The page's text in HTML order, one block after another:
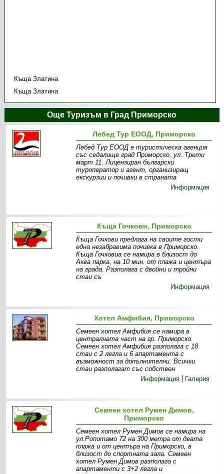
Къща Златина
Къща Златина
Още Туризъм в Град Приморско
Лебед Тур ЕООД, Приморско
Лебед Тур ЕООД е туристическа агенция
със седалище град Приморско, ул. Трети
март 11. Лицензиран български
туроператор и агент, организиращ
екскурзии и почивки в страната
Информация
Къща Гочкови, Приморско
Къща Гочкови предлага на своите гости
една незабравима почивка в Приморско.
Къща Гочковиа се намира в близост до
Аква парка, на 10 мин. от плажа и центъра
на града. Разполага с двойни и тройни
стаи съ
Информация
Хотел Амфибия, Приморско
Семеен хотел Амфибия се намира в
централната част на гр. Приморско.
Семеен хотел Амфибия разполага с 18
стаи с 2 легла и 6 апартамента с
възможност за допълнителни. Всички
стаи разполагат със собствен
Информация
Галерия
Семеен хотел Румен Димов,
Приморско
Семеен хотел Румен Димов се намира на
ул.Ропотамо 72 на 300 метра от двата
плажа и от центъра на Приморско, в
близост до спортната зала. Семеен
хотел Румен Димов разполага с
апартаменти с 3+2 легла и